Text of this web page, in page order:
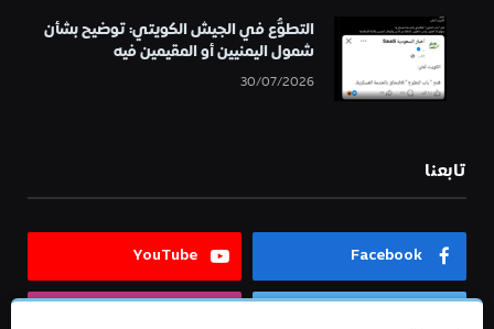
التطوُّع في الجيش الكويتي: توضيح بشأن
شمول اليمنيين أو المقيمين فيه
30/07/2026
تابعنا
Facebook
YouTube